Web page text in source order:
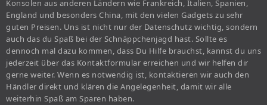
Konsolen aus anderen Ländern wie Frankreich, Italien, Spanien,
England und besonders China, mit den vielen Gadgets zu sehr
guten Preisen. Uns ist nicht nur der Datenschutz wichtig, sondern
auch das du Spaß bei der Schnäppchenjagd hast. Sollte es
dennoch mal dazu kommen, dass Du Hilfe brauchst, kannst du uns
jederzeit über das Kontaktformular erreichen und wir helfen dir
gerne weiter. Wenn es notwendig ist, kontaktieren wir auch den
Händler direkt und klären die Angelegenheit, damit wir alle
weiterhin Spaß am Sparen haben.